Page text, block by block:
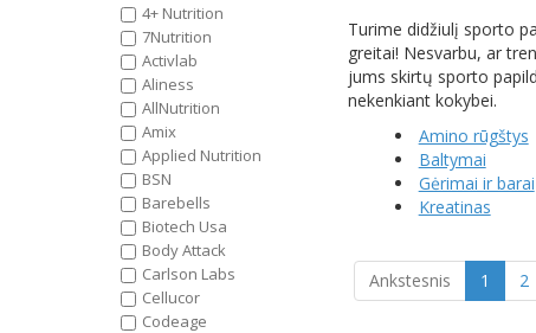
4+ Nutrition
7Nutrition
Activlab
Aliness
AllNutrition
Amix
Applied Nutrition
BSN
Barebells
Biotech Usa
Body Attack
Carlson Labs
Cellucor
Codeage
Turime didžiulį sporto
greitai! Nesvarbu, ar
jums skirtų sporto
nekenkiant kokybei.
Amino rūgštys
Baltymai
Gėrimai ir barai
Kreatinas
Ankstesnis 1 2